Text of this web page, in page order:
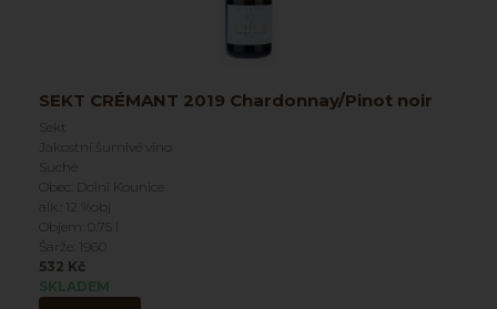
SEKT CRÉMANT 2019 Chardonnay/Pinot noir
Sekt
Jakostní šumivé víno
Suché
Obec: Dolní Kounice
alk.: 12 %obj
Objem: 0.75 l
Šarže: 1960
532 Kč
SKLADEM